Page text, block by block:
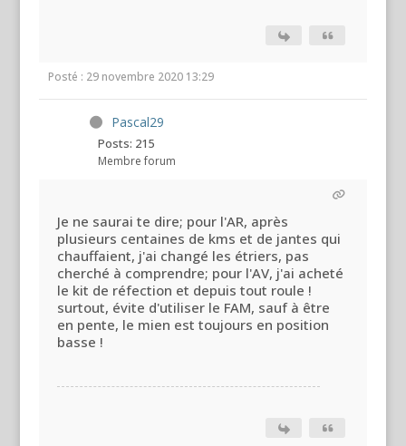
Posté : 29 novembre 2020 13:29
Pascal29
Posts: 215
Membre forum
Je ne saurai te dire; pour l'AR, après
plusieurs centaines de kms et de jantes qui
chauffaient, j'ai changé les étriers, pas
cherché à comprendre; pour l'AV, j'ai acheté
le kit de réfection et depuis tout roule !
surtout, évite d'utiliser le FAM, sauf à être
en pente, le mien est toujours en position
basse !